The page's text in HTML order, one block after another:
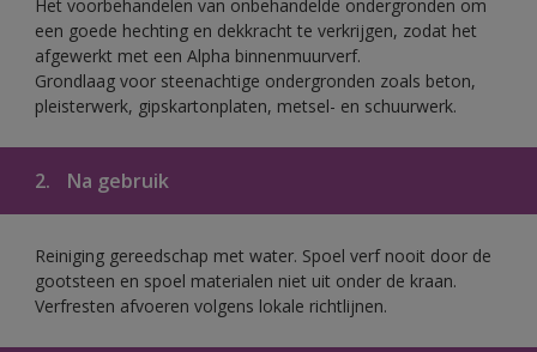
Het voorbehandelen van onbehandelde ondergronden om
een goede hechting en dekkracht te verkrijgen, zodat het
afgewerkt met een Alpha binnenmuurverf.
Grondlaag voor steenachtige ondergronden zoals beton,
pleisterwerk, gipskartonplaten, metsel- en schuurwerk.
2. Na gebruik
Reiniging gereedschap met water. Spoel verf nooit door de
gootsteen en spoel materialen niet uit onder de kraan.
Verfresten afvoeren volgens lokale richtlijnen.